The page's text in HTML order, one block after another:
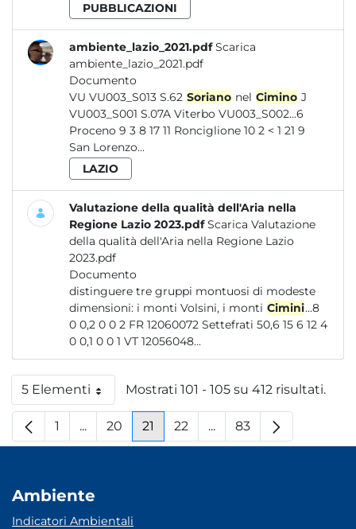
PUBBLICAZIONI
ambiente_lazio_2021.pdf Scarica
ambiente_lazio_2021.pdf
Documento
VU VU003_S013 S.62 Soriano nel Cimino
VU003_S001 S.07A Viterbo VU003_S002...6
Proceno 9 3 8 17 11 Ronciglione 10 2 < 1 21 9
San Lorenzo...
LAZIO
Valutazione della qualità dell'Aria nella
Regione Lazio 2023.pdf Scarica Valutazione
della qualità dell'Aria nella Regione Lazio
2023.pdf
Documento
distinguere tre gruppi montuosi di modeste
dimensioni: i monti Volsini, i monti Cimini...8
0 0,2 0 0 2 FR 12060072 Settefrati 50,6 15 6 12 4
0 0,1 0 0 1 VT 12056048...
5 ElementiPer paginaMostrati 101 - 105 su 412 risultati.
Pagina
1 ...Pagine intermedie
Pagina
20 Pagina
21 Pagina
22 ...Pagine intermedie
Pagina
83
Ambiente
Indicatori Ambientali